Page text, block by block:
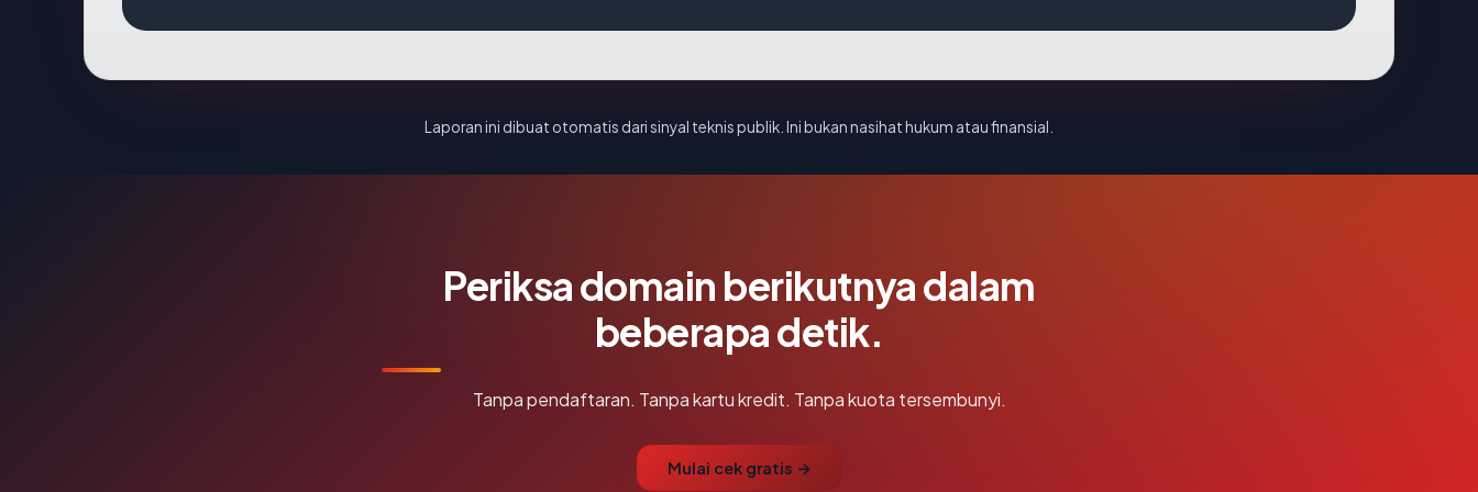
Laporan ini dibuat otomatis dari sinyal teknis publik. Ini bukan nasihat hukum atau finansial.
Periksa domain berikutnya dalam
beberapa detik.
Tanpa pendaftaran. Tanpa kartu kredit. Tanpa kuota tersembunyi.
Mulai cek gratis →